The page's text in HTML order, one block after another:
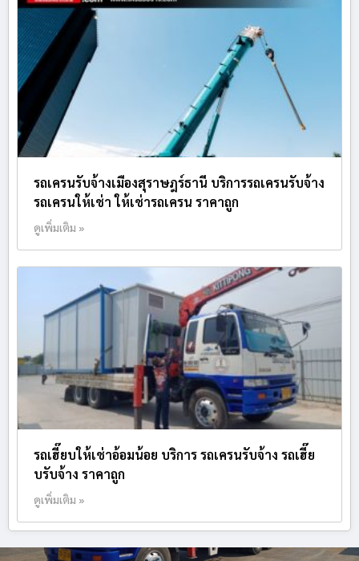
รถเครนรับจ้างเมืองสุราษฎร์ธานี บริการรถเครนรับจ้าง
รถเครนให้เช่า ให้เช่ารถเครน ราคาถูก
ดูเพิ่มเติม »
รถเฮี๊ยบให้เช่าอ้อมน้อย บริการ รถเครนรับจ้าง รถเฮี๊ย
บรับจ้าง ราคาถูก
ดูเพิ่มเติม »